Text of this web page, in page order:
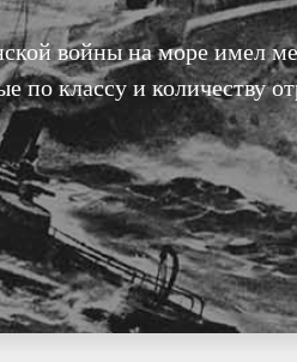
войны на море имел
по классу и количеству